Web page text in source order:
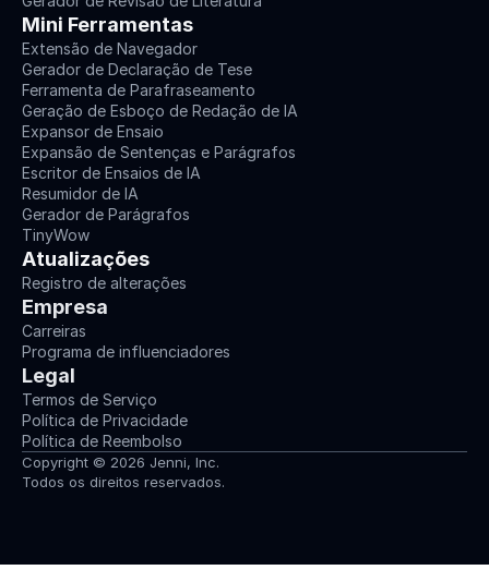
Mini Ferramentas
Extensão de Navegador
Gerador de Declaração de Tese
Ferramenta de Parafraseamento
Geração de Esboço de Redação de IA
Expansor de Ensaio
Expansão de Sentenças e Parágrafos
Escritor de Ensaios de IA
Resumidor de IA
Gerador de Parágrafos
TinyWow
Atualizações
Registro de alterações
Empresa
Carreiras
Programa de influenciadores
Legal
Termos de Serviço
Política de Privacidade
Política de Reembolso
Copyright © 2026 Jenni, Inc.
Todos os direitos reservados.